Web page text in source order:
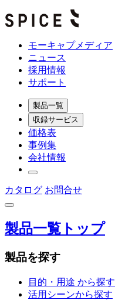
モーキャプメディア
ニュース
採用情報
サポート
製品一覧
収録サービス
価格表
事例集
会社情報
カタログ お問合せ
製品一覧トップ
製品を探す
目的・用途 から探す
活用シーンから探す